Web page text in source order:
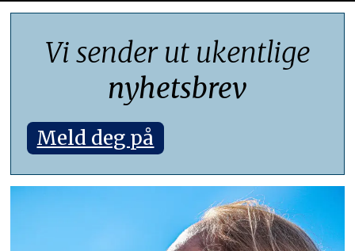
Vi sender ut ukentlige
nyhetsbrev
Meld deg på